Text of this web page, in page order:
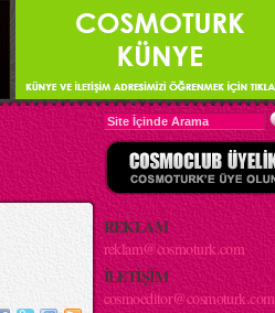
REKLAM
reklam@cosmoturk.com
İLETİŞİM
cosmoeditor@cosmoturk.com